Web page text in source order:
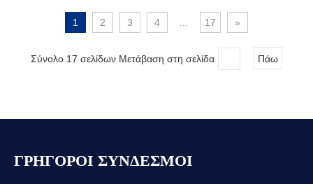
1 2 3 4 17 »
Σύνολο 17 σελίδων Μετάβαση στη σελίδα Πάω
ΓΡΗΓΟΡΟΙ ΣΥΝΔΕΣΜΟΙ